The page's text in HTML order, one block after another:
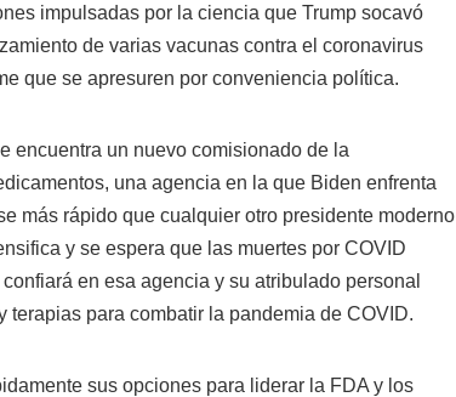
impulsadas por la ciencia que Trump socavó
de varias vacunas contra el coronavirus
que se apresuren por conveniencia política.
encuentra un nuevo comisionado de la
una agencia en la que Biden enfrenta
más rápido que cualquier otro presidente moderno
y se espera que las muertes por COVID
en esa agencia y su atribulado personal
terapias para combatir la pandemia de COVID.
sus opciones para liderar la FDA y los